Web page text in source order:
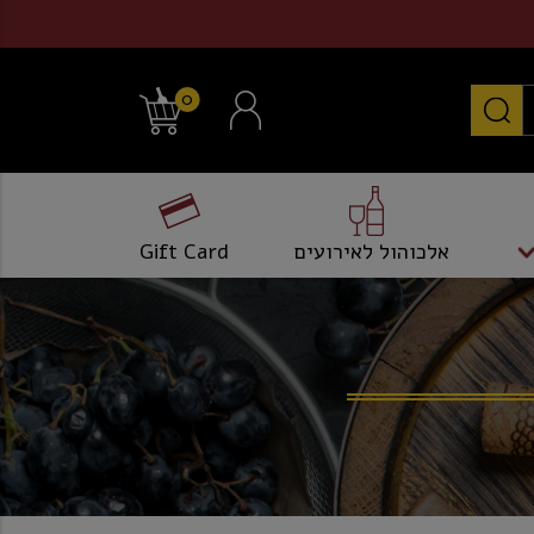
0
אלכוהול לאירועים Gift Card